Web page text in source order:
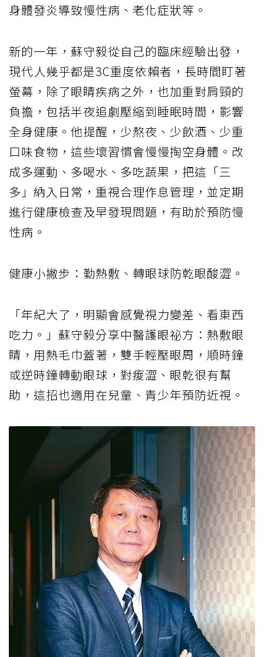
身體發炎導致慢性病、老化症狀等。
新的一年，蘇守毅從自己的臨床經驗出發，
現代人幾乎都是3C重度依賴者，長時間盯著
螢幕，除了眼睛疾病之外，也加重對肩頸的
負擔，包括半夜追劇壓縮到睡眠時間，影響
全身健康。他提醒，少熬夜、少飲酒、少重
口味食物，這些壞習慣會慢慢掏空身體。改
成多運動、多喝水、多吃蔬果，把這「三
多」納入日常，重視合理作息管理，並定期
進行健康檢查及早發現問題，有助於預防慢
性病。
健康小撇步：勤熱敷、轉眼球防乾眼酸澀。
「年紀大了，明顯會感覺視力變差、看東西
吃力。」蘇守毅分享中醫護眼祕方：熱敷眼
睛，用熱毛巾蓋著，雙手輕壓眼周，順時鐘
或逆時鐘轉動眼球，對痠澀、眼乾很有幫
助，這招也適用在兒童、青少年預防近視。